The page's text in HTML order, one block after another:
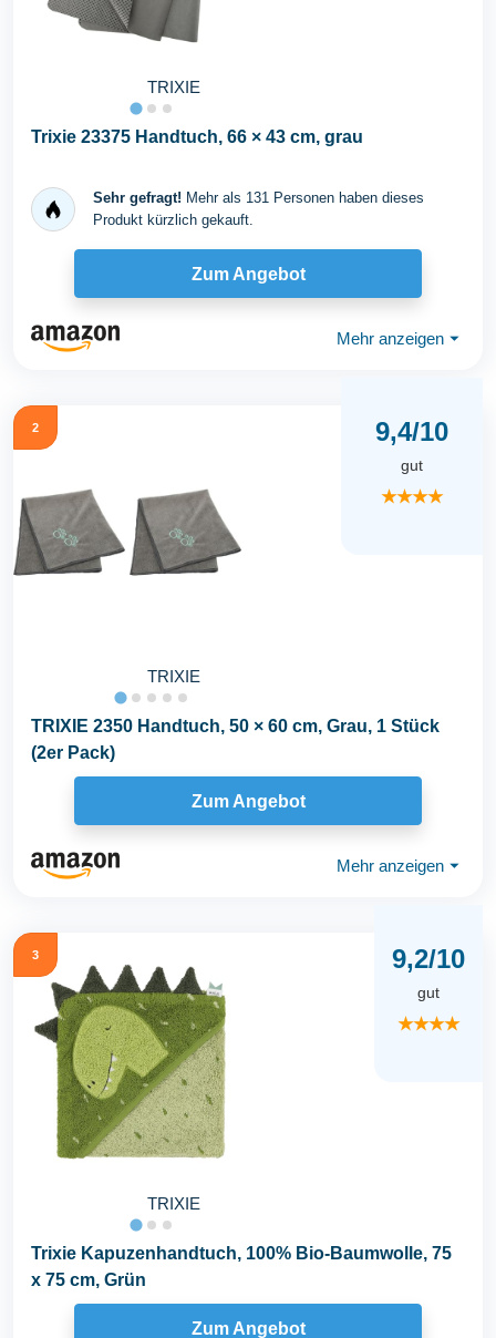
TRIXIE
Trixie 23375 Handtuch, 66 × 43 cm, grau
Sehr gefragt! Mehr als 131 Personen haben dieses
Produkt kürzlich gekauft.
Zum Angebot
Mehr anzeigen ⏷
2
TRIXIE
9,4/10
gut
★★★★
TRIXIE 2350 Handtuch, 50 × 60 cm, Grau, 1 Stück
(2er Pack)
Zum Angebot
Mehr anzeigen ⏷
3
TRIXIE
9,2/10
gut
★★★★
Trixie Kapuzenhandtuch, 100% Bio-Baumwolle, 75
x 75 cm, Grün
Zum Angebot